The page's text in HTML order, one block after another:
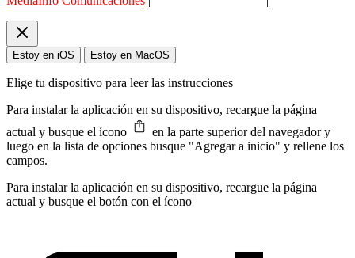
Estoy en iOS Estoy en MacOS
Elige tu dispositivo para leer las instrucciones
Para instalar la aplicación en su dispositivo, recargue la página
actual y busque el ícono
en la parte superior del navegador y
luego en la lista de opciones busque "Agregar a inicio" y rellene los
campos.
Para instalar la aplicación en su dispositivo, recargue la página
actual y busque el botón con el ícono